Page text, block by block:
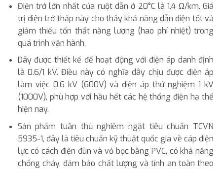
Điện trở lớn nhất của ruột dẫn ở 20°C là 1.4 Ω/km. Giá
trị điện trở thấp này cho thấy khả năng dẫn điện tốt và
giảm thiểu tổn thất năng lượng (hao phí nhiệt) trong
quá trình vận hành.
Dây được thiết kế để hoạt động với điện áp danh định
là 0.6/1 kV. Điều này có nghĩa dây chịu được điện áp
làm việc 0.6 kV (600V) và điện áp thử nghiệm 1 kV
(1000V), phù hợp với hầu hết các hệ thống điện hạ thế
hiện nay.
Sản phẩm tuân thủ nghiêm ngặt tiêu chuẩn TCVN
5935-1, đây là tiêu chuẩn kỹ thuật quốc gia về cáp điện
lực có cách điện đùn và vỏ bọc bằng PVC, có khả năng
chống cháy, đảm bảo chất lượng và tính an toàn theo